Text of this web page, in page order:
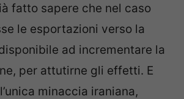
fatto sapere che nel caso
le esportazioni verso la
ad incrementare la
per attutirne gli effetti. E
minaccia iraniana,